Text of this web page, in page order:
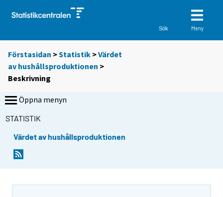
Sök Meny
Förstasidan >Statistik >Värdet
av hushållsproduktionen >
Beskrivning
Öppna menyn
STATISTIK
Värdet av hushållsproduktionen